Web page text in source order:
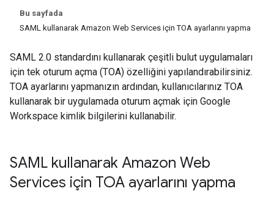
Bu sayfada
SAML kullanarak Amazon Web Services için TOA ayarlarını yapma
SAML 2.0 standardını kullanarak çeşitli bulut uygulamaları
için tek oturum açma (TOA) özelliğini yapılandırabilirsiniz.
TOA ayarlarını yapmanızın ardından, kullanıcılarınız TOA
kullanarak bir uygulamada oturum açmak için Google
Workspace kimlik bilgilerini kullanabilir.
SAML kullanarak Amazon Web
Services için TOA ayarlarını yapma